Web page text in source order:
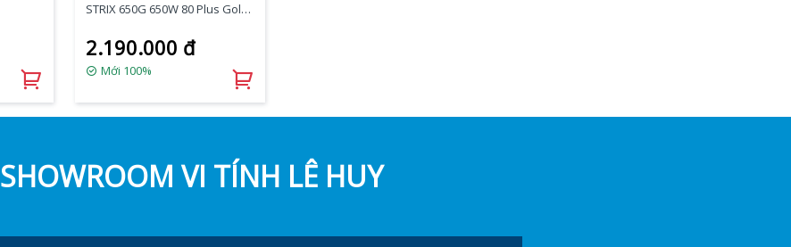
STRIX 650G 650W 80 Plus Gold -
2.190.000 đ
Mới 100%
SHOWROOM VI TÍNH LÊ HUY